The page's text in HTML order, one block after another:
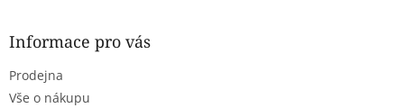
Informace pro vás
Prodejna
Vše o nákupu